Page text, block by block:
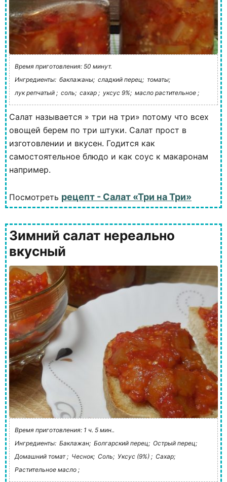
Время приготовления: 50 минут.
Ингредиенты: баклажаны; сладкий перец; томаты;
лук репчатый ; соль; сахар ; уксус 9%; масло растительное ;
Салат называется » три на три» потому что всех
овощей берем по три штуки. Салат прост в
изготовлении и вкусен. Годится как
самостоятельное блюдо и как соус к макаронам
например.
Посмотреть рецепт - Салат «Три на Три»
Зимний салат нереально
вкусный
Время приготовления: 1 ч. 5 мин..
Ингредиенты: Баклажан; Болгарский перец; Острый перец;
Домашний томат ; Чеснок; Соль; Уксус (9%) ; Сахар;
Растительное масло ;